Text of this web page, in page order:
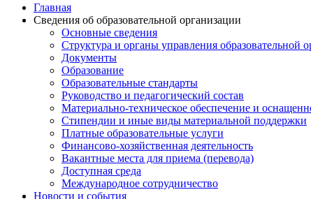
Главная
Сведения об образовательной организации
Основные сведения
Структура и органы управления образовательной
Документы
Образование
Образовательные стандарты
Руководство и педагогический состав
Материально-техническое обеспечение и
Стипендии и иные виды материальной поддержки
Платные образовательные услуги
Финансово-хозяйственная деятельность
Вакантные места для приема (перевода)
Доступная среда
Международное сотрудничество
Новости и события